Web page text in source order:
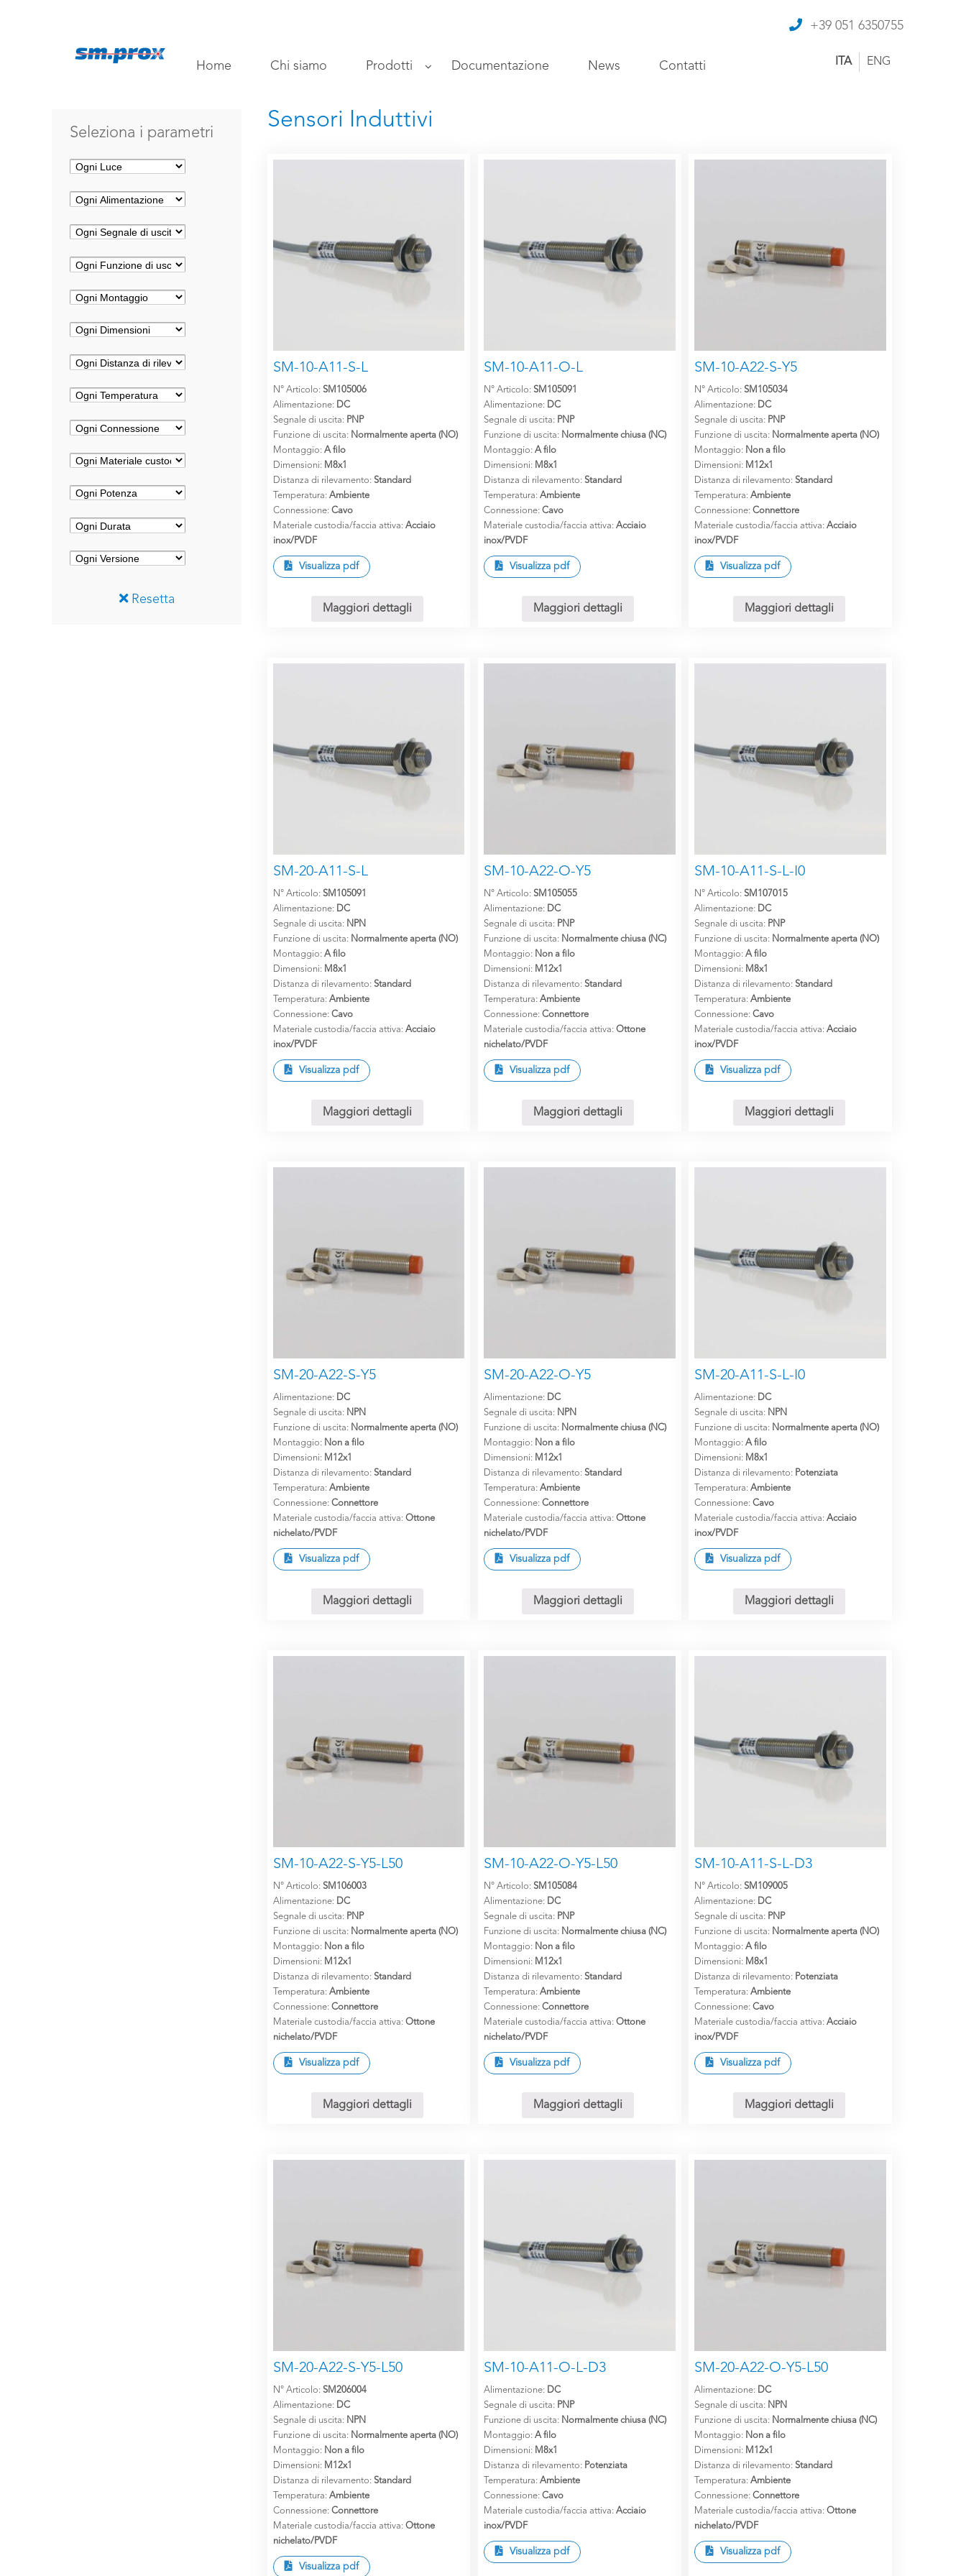
+39 051 6350755
Home Chi siamo Prodotti Documentazione News Contatti ITA ENG
Sensori Induttivi
SM-10-A11-S-L
N° Articolo: SM105006
Alimentazione: DC
Segnale di uscita: PNP
Funzione di uscita: Normalmente aperta (NO)
Montaggio: A filo
Dimensioni: M8x1
Distanza di rilevamento: Standard
Temperatura: Ambiente
Connessione: Cavo
Materiale custodia/faccia attiva: Acciaio
inox/PVDF
Visualizza pdf
Maggiori dettagli
SM-10-A11-O-L
N° Articolo:SM105091
Alimentazione: DC
Segnale di uscita: PNP
Funzione di uscita: Normalmente chiusa (NC)
Montaggio:A filo
Dimensioni: M8x1
Distanza di rilevamento:Standard
Temperatura:Ambiente
Connessione:Cavo
Materiale custodia/faccia attiva:Acciaio
inox/PVDF
Visualizza pdf
Maggiori dettagli
SM-10-A22-S-Y5
N° Articolo:SM105034
Alimentazione: DC
Segnale di uscita: PNP
Funzione di uscita: Normalmente aperta (NO)
Montaggio: Non a filo
Dimensioni: M12x1
Distanza di rilevamento:Standard
Temperatura:Ambiente
Connessione:Connettore
Materiale custodia/faccia attiva:Acciaio
inox/PVDF
Visualizza pdf
Maggiori dettagli
SM-20-A11-S-L
N° Articolo: SM105091
Alimentazione: DC
Segnale di uscita: NPN
Funzione di uscita: Normalmente aperta (NO)
Montaggio: A filo
Dimensioni: M8x1
Distanza di rilevamento: Standard
Temperatura: Ambiente
Connessione: Cavo
Materiale custodia/faccia attiva: Acciaio
inox/PVDF
Visualizza pdf
Maggiori dettagli
SM-10-A22-O-Y5
N° Articolo:SM105055
Alimentazione: DC
Segnale di uscita: PNP
Funzione di uscita: Normalmente chiusa (NC)
Montaggio: Non a filo
Dimensioni: M12x1
Distanza di rilevamento:Standard
Temperatura:Ambiente
Connessione:Connettore
Materiale custodia/faccia attiva:Ottone
nichelato/PVDF
Visualizza pdf
Maggiori dettagli
SM-10-A11-S-L-I0
N° Articolo:SM107015
Alimentazione: DC
Segnale di uscita: PNP
Funzione di uscita: Normalmente aperta (NO)
Montaggio:A filo
Dimensioni: M8x1
Distanza di rilevamento:Standard
Temperatura:Ambiente
Connessione:Cavo
Materiale custodia/faccia attiva:Acciaio
inox/PVDF
Visualizza pdf
Maggiori dettagli
SM-20-A22-S-Y5
Alimentazione: DC
Segnale di uscita: NPN
Funzione di uscita: Normalmente aperta (NO)
Montaggio: Non a filo
Dimensioni: M12x1
Distanza di rilevamento: Standard
Temperatura: Ambiente
Connessione: Connettore
Materiale custodia/faccia attiva: Ottone
nichelato/PVDF
Visualizza pdf
Maggiori dettagli
SM-20-A22-O-Y5
Alimentazione: DC
Segnale di uscita: NPN
Funzione di uscita: Normalmente chiusa (NC)
Montaggio: Non a filo
Dimensioni: M12x1
Distanza di rilevamento:Standard
Temperatura:Ambiente
Connessione:Connettore
Materiale custodia/faccia attiva:Ottone
nichelato/PVDF
Visualizza pdf
Maggiori dettagli
SM-20-A11-S-L-I0
Alimentazione: DC
Segnale di uscita: NPN
Funzione di uscita: Normalmente aperta (NO)
Montaggio:A filo
Dimensioni: M8x1
Distanza di rilevamento: Potenziata
Temperatura:Ambiente
Connessione:Cavo
Materiale custodia/faccia attiva:Acciaio
inox/PVDF
Visualizza pdf
Maggiori dettagli
SM-10-A22-S-Y5-L50
N° Articolo: SM106003
Alimentazione: DC
Segnale di uscita: PNP
Funzione di uscita: Normalmente aperta (NO)
Montaggio: Non a filo
Dimensioni: M12x1
Distanza di rilevamento: Standard
Temperatura: Ambiente
Connessione: Connettore
Materiale custodia/faccia attiva: Ottone
nichelato/PVDF
Visualizza pdf
Maggiori dettagli
SM-10-A22-O-Y5-L50
N° Articolo:SM105084
Alimentazione: DC
Segnale di uscita: PNP
Funzione di uscita: Normalmente chiusa (NC)
Montaggio: Non a filo
Dimensioni: M12x1
Distanza di rilevamento:Standard
Temperatura:Ambiente
Connessione:Connettore
Materiale custodia/faccia attiva:Ottone
nichelato/PVDF
Visualizza pdf
Maggiori dettagli
SM-10-A11-S-L-D3
N° Articolo:SM109005
Alimentazione: DC
Segnale di uscita: PNP
Funzione di uscita: Normalmente aperta (NO)
Montaggio:A filo
Dimensioni: M8x1
Distanza di rilevamento: Potenziata
Temperatura:Ambiente
Connessione:Cavo
Materiale custodia/faccia attiva:Acciaio
inox/PVDF
Visualizza pdf
Maggiori dettagli
SM-20-A22-S-Y5-L50
N° Articolo: SM206004
Alimentazione: DC
Segnale di uscita: NPN
Funzione di uscita: Normalmente aperta (NO)
Montaggio: Non a filo
Dimensioni: M12x1
Distanza di rilevamento: Standard
Temperatura: Ambiente
Connessione: Connettore
Materiale custodia/faccia attiva: Ottone
nichelato/PVDF
Visualizza pdf
SM-10-A11-O-L-D3
Alimentazione: DC
Segnale di uscita: PNP
Funzione di uscita: Normalmente chiusa (NC)
Montaggio:A filo
Dimensioni: M8x1
Distanza di rilevamento: Potenziata
Temperatura:Ambiente
Connessione:Cavo
Materiale custodia/faccia attiva:Acciaio
inox/PVDF
Visualizza pdf
SM-20-A22-O-Y5-L50
Alimentazione: DC
Segnale di uscita: NPN
Funzione di uscita: Normalmente chiusa (NC)
Montaggio: Non a filo
Dimensioni: M12x1
Distanza di rilevamento:Standard
Temperatura:Ambiente
Connessione:Connettore
Materiale custodia/faccia attiva:Ottone
nichelato/PVDF
Visualizza pdf
Seleziona i parametri
Resetta